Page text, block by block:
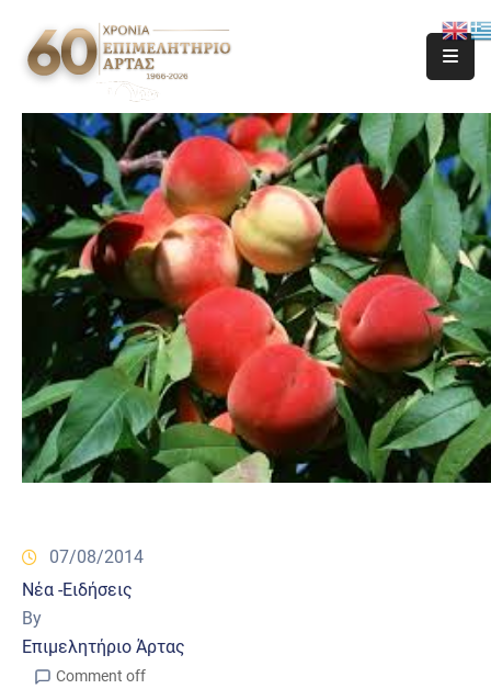
07/08/2014
Νέα -Ειδήσεις
By
Επιμελητήριο Άρτας
Comment off